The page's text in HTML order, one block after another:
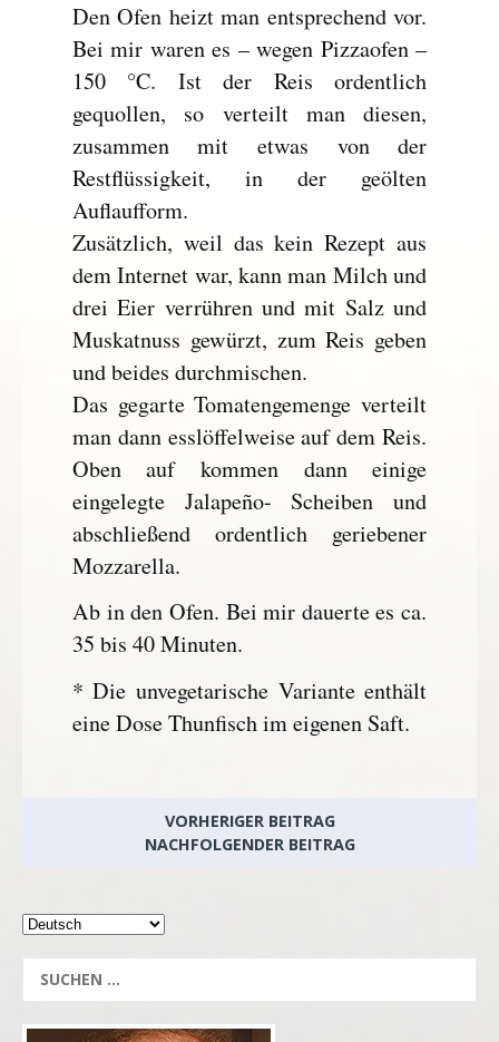
Den Ofen heizt man entsprechend vor.
Bei mir waren es – wegen Pizzaofen –
150 °C. Ist der Reis ordentlich
gequollen, so verteilt man diesen,
zusammen mit etwas von der
Restflüssigkeit, in der geölten
Auflaufform.
Zusätzlich, weil das kein Rezept aus
dem Internet war, kann man Milch und
drei Eier verrühren und mit Salz und
Muskatnuss gewürzt, zum Reis geben
und beides durchmischen.
Das gegarte Tomatengemenge verteilt
man dann esslöffelweise auf dem Reis.
Oben auf kommen dann einige
eingelegte Jalapeño- Scheiben und
abschließend ordentlich geriebener
Mozzarella.
Ab in den Ofen. Bei mir dauerte es ca.
35 bis 40 Minuten.
* Die unvegetarische Variante enthält
eine Dose Thunfisch im eigenen Saft.
VORHERIGER BEITRAG
NACHFOLGENDER BEITRAG